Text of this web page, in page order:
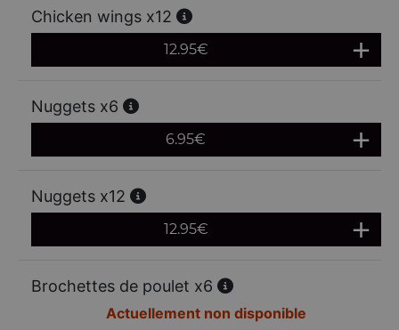
Chicken wings x12
12.95€
Nuggets x6
6.95€
Nuggets x12
12.95€
Brochettes de poulet x6
Actuellement non disponible